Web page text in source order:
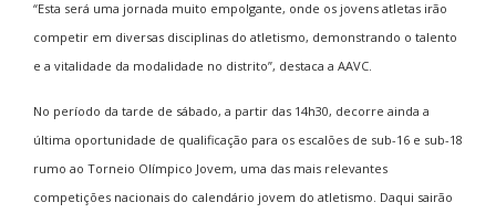
“Esta será uma jornada muito empolgante, onde os jovens atletas irão
competir em diversas disciplinas do atletismo, demonstrando o talento
e a vitalidade da modalidade no distrito”, destaca a AAVC.
No período da tarde de sábado, a partir das 14h30, decorre ainda a
última oportunidade de qualificação para os escalões de sub-16 e sub-18
rumo ao Torneio Olímpico Jovem, uma das mais relevantes
competições nacionais do calendário jovem do atletismo. Daqui sairão